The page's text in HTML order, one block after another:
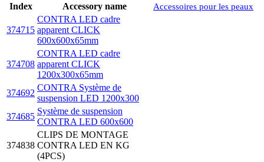
Accessoires pour les peaux
Index Accessory name
374715
CONTRA LED cadre
apparent CLICK
600x600x65mm
374708
CONTRA LED cadre
apparent CLICK
1200x300x65mm
374692
CONTRA Système de
suspension LED 1200x300
374685
Système de suspension
CONTRA LED 600x600
374838
CLIPS DE MONTAGE
CONTRA LED EN KG
(4PCS)